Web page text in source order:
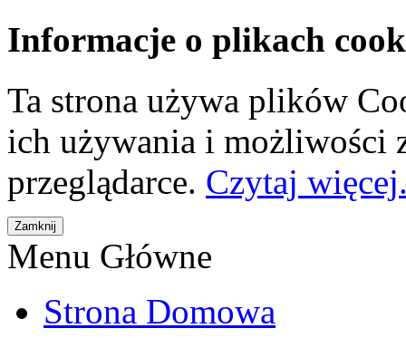
Informacje o plikach
Ta strona używa plików
ich używania i możliwości
przeglądarce. Czytaj
Menu Główne
Strona Domowa